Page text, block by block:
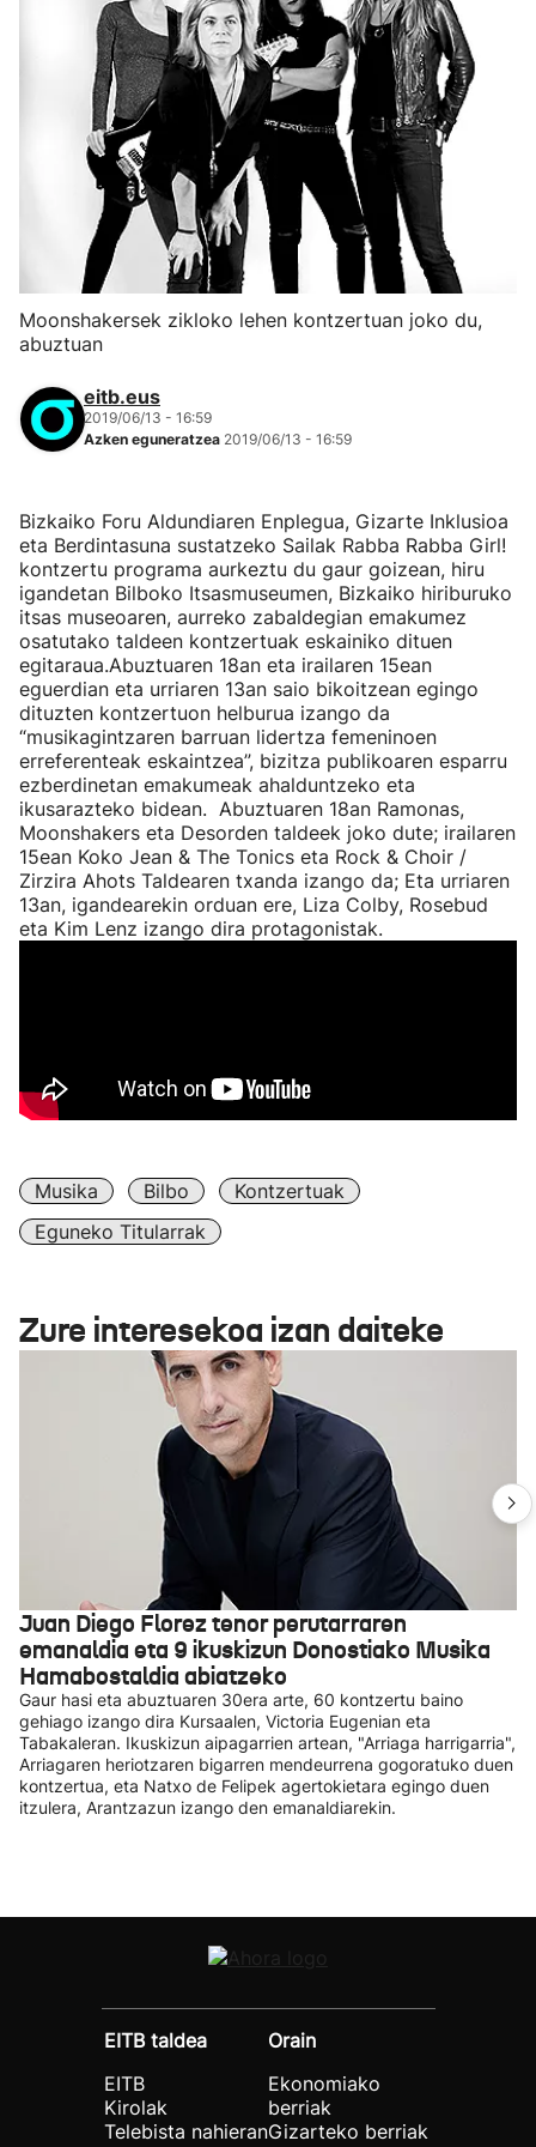
Moonshakersek zikloko lehen kontzertuan joko du,
abuztuan
eitb.eus
2019/06/13 - 16:59
Azken eguneratzea 2019/06/13 - 16:59
Bizkaiko Foru Aldundiaren Enplegua, Gizarte Inklusioa
eta Berdintasuna sustatzeko Sailak Rabba Rabba Girl!
kontzertu programa aurkeztu du gaur goizean, hiru
igandetan Bilboko Itsasmuseumen, Bizkaiko hiriburuko
itsas museoaren, aurreko zabaldegian emakumez
osatutako taldeen kontzertuak eskainiko dituen
egitaraua.Abuztuaren 18an eta irailaren 15ean
eguerdian eta urriaren 13an saio bikoitzean egingo
dituzten kontzertuon helburua izango da
“musikagintzaren barruan lidertza femeninoen
erreferenteak eskaintzea”, bizitza publikoaren esparru
ezberdinetan emakumeak ahalduntzeko eta
ikusarazteko bidean. Abuztuaren 18an Ramonas,
Moonshakers eta Desorden taldeek joko dute; irailaren
15ean Koko Jean & The Tonics eta Rock & Choir /
Zirzira Ahots Taldearen txanda izango da; Eta urriaren
13an, igandearekin orduan ere, Liza Colby, Rosebud
eta Kim Lenz izango dira protagonistak.
Musika Bilbo
Kontzertuak
Eguneko Titularrak
Zure interesekoa izan daiteke
Juan Diego Florez tenor perutarraren
emanaldia eta 9 ikuskizun Donostiako Musika
Hamabostaldia abiatzeko
Gaur hasi eta abuztuaren 30era arte, 60 kontzertu baino
gehiago izango dira Kursaalen, Victoria Eugenian eta
Tabakaleran. Ikuskizun aipagarrien artean, "Arriaga harrigarria",
Arriagaren heriotzaren bigarren mendeurrena gogoratuko duen
kontzertua, eta Natxo de Felipek agertokietara egingo duen
itzulera, Arantzazun izango den emanaldiarekin.
EITB taldea
EITB
Kirolak
Telebista nahieran
Orain
Ekonomiako
berriak
Gizarteko berriak